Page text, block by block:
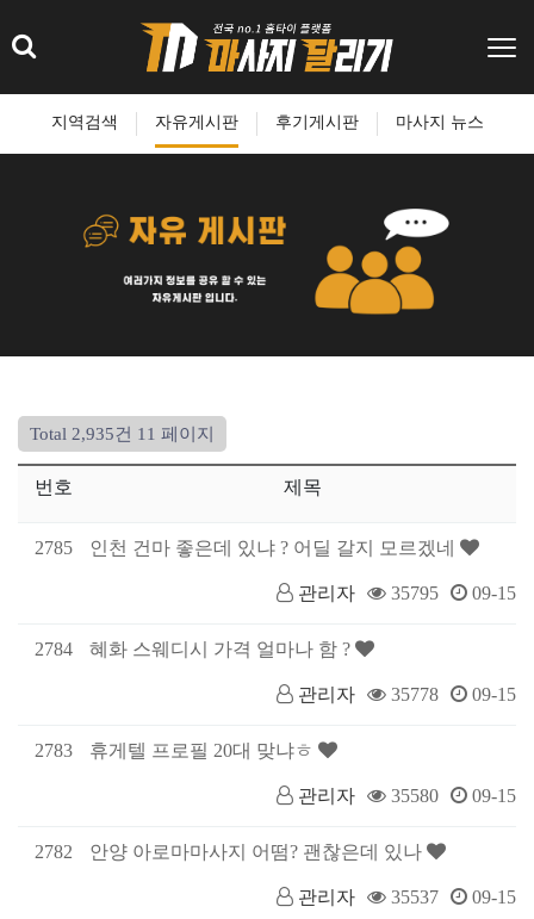
지역검색 자유게시판 후기게시판 마사지 뉴스
Total 2,935건 11 페이지
번호 제목
2785 인천 건마 좋은데 있냐 ? 어딜 갈지 모르겠네
관리자 35795 09-15
2784 혜화 스웨디시 가격 얼마나 함 ?
관리자 35778 09-15
2783 휴게텔 프로필 20대 맞냐ㅎ
관리자 35580 09-15
2782 안양 아로마마사지 어떰? 괜찮은데 있나
관리자 35537 09-15